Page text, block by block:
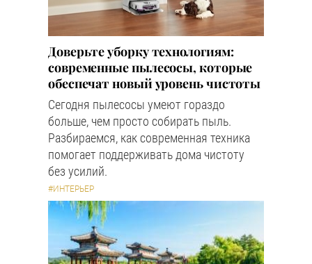
Доверьте уборку технологиям:
современные пылесосы, которые
обеспечат новый уровень чистоты
Сегодня пылесосы умеют гораздо
больше, чем просто собирать пыль.
Разбираемся, как современная техника
помогает поддерживать дома чистоту
без усилий.
#ИНТЕРЬЕР